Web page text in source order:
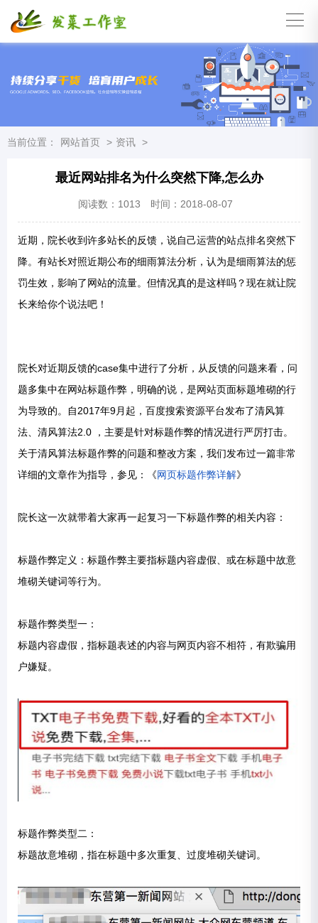
当前位置： 网站首页 > 资讯 >
最近网站排名为什么突然下降,怎么办
阅读数： 1013 时间：2018-08-07
近期，院长收到许多站长的反馈，说自己运营的站点排名突然下
降。有站长对照近期公布的细雨算法分析，认为是细雨算法的惩
罚生效，影响了网站的流量。但情况真的是这样吗？现在就让院
长来给你个说法吧！
院长对近期反馈的case集中进行了分析，从反馈的问题来看，问
题多集中在网站标题作弊，明确的说，是网站页面标题堆砌的行
为导致的。自2017年9月起，百度搜索资源平台发布了清风算
法、清风算法2.0 ，主要是针对标题作弊的情况进行严厉打击。
关于清风算法标题作弊的问题和整改方案，我们发布过一篇非常
详细的文章作为指导，参见：《网页标题作弊详解》
院长这一次就带着大家再一起复习一下标题作弊的相关内容：
标题作弊定义：标题作弊主要指标题内容虚假、或在标题中故意
堆砌关键词等行为。
标题作弊类型一：
标题内容虚假，指标题表述的内容与网页内容不相符，有欺骗用
户嫌疑。
标题作弊类型二：
标题故意堆砌，指在标题中多次重复、过度堆砌关键词。